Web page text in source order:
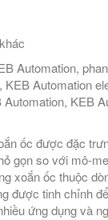
Automation,
Automation
KEB
ốc được đặc
gọn so với mô-
xoắn ốc thuộc
được tinh chỉnh
ứng dụng và